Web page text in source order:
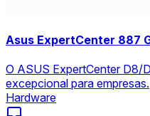
Asus ExpertCenter 887
O ASUS ExpertCenter D8/
excepcional para empresas.
Hardware